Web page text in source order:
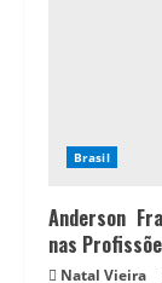
Brasil
Anderson
nas
Natal Vieira